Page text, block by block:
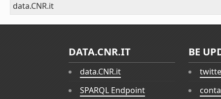
data.CNR.it
DATA.CNR.IT
data.CNR.it
SPARQL Endpoint
BE